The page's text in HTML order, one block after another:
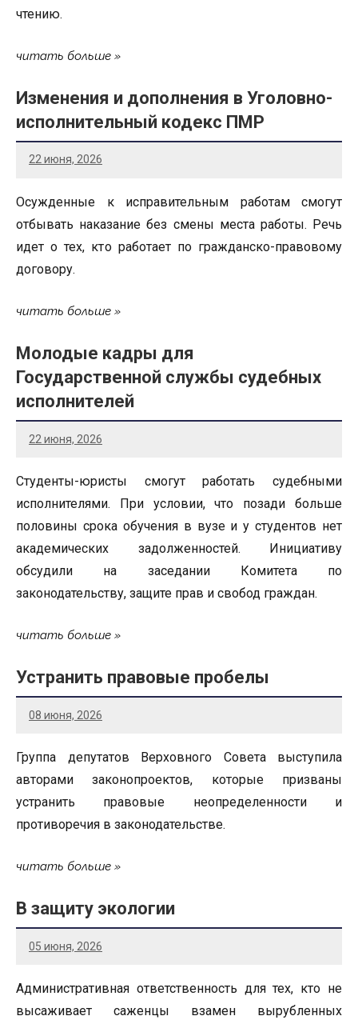
чтению.
читать больше
Изменения и дополнения в Уголовно-
исполнительный кодекс ПМР
22 июня, 2026
Осужденные к исправительным работам смогут
отбывать наказание без смены места работы. Речь
идет о тех, кто работает по гражданско-правовому
договору.
читать больше
Молодые кадры для
Государственной службы судебных
исполнителей
22 июня, 2026
Студенты-юристы смогут работать судебными
исполнителями. При условии, что позади больше
половины срока обучения в вузе и у студентов нет
академических задолженностей. Инициативу
обсудили на заседании Комитета по
законодательству, защите прав и свобод граждан.
читать больше
Устранить правовые пробелы
08 июня, 2026
Группа депутатов Верховного Совета выступила
авторами законопроектов, которые призваны
устранить правовые неопределенности и
противоречия в законодательстве.
читать больше
В защиту экологии
05 июня, 2026
Административная ответственность для тех, кто не
высаживает саженцы взамен вырубленных